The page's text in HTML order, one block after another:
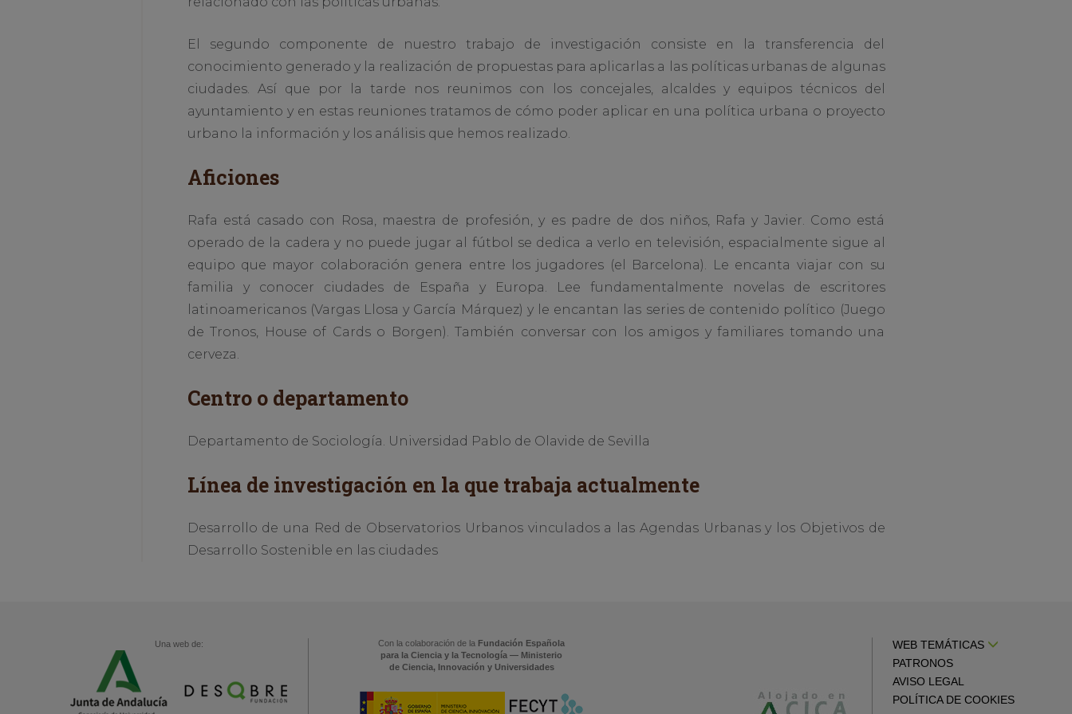
El segundo componente de nuestro trabajo de investigación consiste en la transferencia del
conocimiento generado y la realización de propuestas para aplicarlas a las políticas urbanas de algunas
ciudades. Así que por la tarde nos reunimos con los concejales, alcaldes y equipos técnicos del
ayuntamiento y en estas reuniones tratamos de cómo poder aplicar en una política urbana o proyecto
urbano la información y los análisis que hemos realizado.
Aficiones
Rafa está casado con Rosa, maestra de profesión, y es padre de dos niños, Rafa y Javier. Como está
operado de la cadera y no puede jugar al fútbol se dedica a verlo en televisión, espacialmente sigue al
equipo que mayor colaboración genera entre los jugadores (el Barcelona). Le encanta viajar con su
familia y conocer ciudades de España y Europa. Lee fundamentalmente novelas de escritores
latinoamericanos (Vargas Llosa y García Márquez) y le encantan las series de contenido político (Juego
de Tronos, House of Cards o Borgen). También conversar con los amigos y familiares tomando una
cerveza.
Centro o departamento
Departamento de Sociología. Universidad Pablo de Olavide de Sevilla
Línea de investigación en la que trabaja actualmente
Desarrollo de una Red de Observatorios Urbanos vinculados a las Agendas Urbanas y los Objetivos de
Desarrollo Sostenible en las ciudades
Una web de: Con la colaboración de la Fundación Española
para la Ciencia y la Tecnología — Ministerio
de Ciencia, Innovación y Universidades
WEB TEMÁTICAS
PATRONOS
AVISO LEGAL
POLÍTICA DE COOKIES